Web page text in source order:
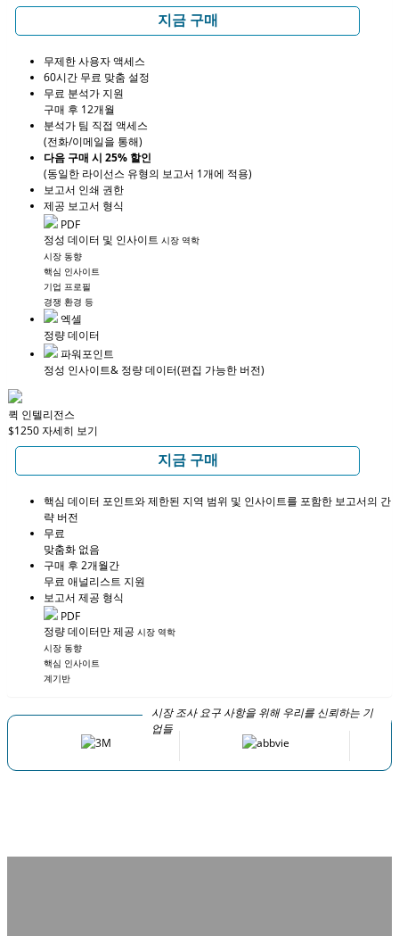
지금 구매
무제한 사용자 액세스
60시간 무료 맞춤 설정
무료 분석가 지원
구매 후 12개월
분석가 팀 직접 액세스
(전화/이메일을 통해)
다음 구매 시 25% 할인
(동일한 라이선스 유형의 보고서 1개에 적용)
보고서 인쇄 권한
제공 보고서 형식
PDF
정성 데이터 및 인사이트 시장 역학
시장 동향
핵심 인사이트
기업 프로필
경쟁 환경 등
엑셀
정량 데이터
파워포인트
정성 인사이트& 정량 데이터(편집 가능한 버전)
퀵 인텔리전스
$1250자세히 보기
지금 구매
핵심 데이터 포인트와 제한된 지역 범위 및 인사이트를 포함한 보고서의 간
략 버전
무료
맞춤화 없음
구매 후 2개월간
무료 애널리스트 지원
보고서 제공 형식
PDF
정량 데이터만 제공 시장 역학
시장 동향
핵심 인사이트
계기반
시장 조사 요구 사항을 위해 우리를 신뢰하는 기
업들